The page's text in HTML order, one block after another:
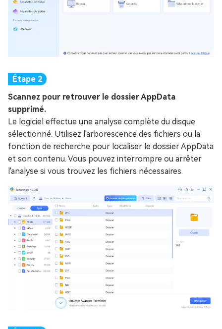
Scannez pour retrouver le dossier AppData
supprimé.
Le logiciel effectue une analyse complète du disque
sélectionné. Utilisez l'arborescence des fichiers ou la
fonction de recherche pour localiser le dossier AppData
et son contenu. Vous pouvez interrompre ou arrêter
l'analyse si vous trouvez les fichiers nécessaires.